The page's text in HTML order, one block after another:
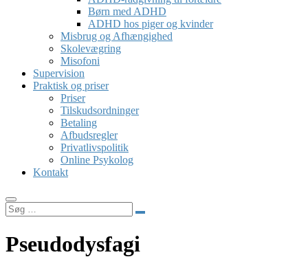
Børn med ADHD
ADHD hos piger og kvinder
Misbrug og Afhængighed
Skolevægring
Misofoni
Supervision
Praktisk og priser
Priser
Tilskudsordninger
Betaling
Afbudsregler
Privatlivspolitik
Online Psykolog
Kontakt
Søg
…
Pseudodysfagi